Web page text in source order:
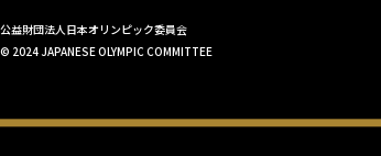
公益財団法人日本オリンピック委員会
© 2024 JAPANESE OLYMPIC COMMITTEE